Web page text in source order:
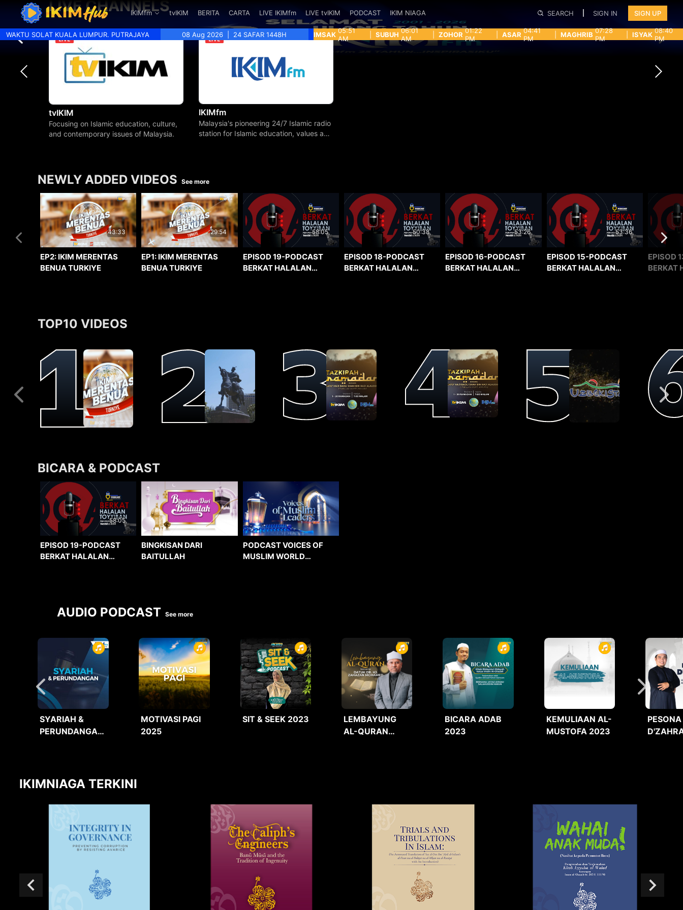
IKIMfm tvIKIM BERITA CARTA LIVE IKIMfm LIVE tvIKIM PODCAST IKIM NIAGA SEARCH SIGN IN SIGN UP
WAKTU SOLAT KUALA LUMPUR. PUTRAJAYA 08 Aug 2026 24 SAFAR 1448H IMSAK 05:51
AM
SUBUH 06:01
AM
ZOHOR 01:22
PM
ASAR 04:41
PM
MAGHRIB 07:28
PM
ISYAK 08:40
PM
LIVE CHANNELS
tvIKIM
Focusing on Islamic education, culture,
and contemporary issues of Malaysia.
IKIMfm
Malaysia's pioneering 24/7 Islamic radio
station for Islamic education, values and
NEWLY ADDED VIDEOS See more
43:33
EP2: IKIM MERENTAS
BENUA TURKIYE
29:54
EP1: IKIM MERENTAS
BENUA TURKIYE
58:05
EPISOD 19-PODCAST
BERKAT HALALAN
50:38
EPISOD 18-PODCAST
BERKAT HALALAN
53:26
EPISOD 16-PODCAST
BERKAT HALALAN
53:36
EPISOD 15-PODCAST
BERKAT HALALAN
EPISOD
BERKAT
TOP10 VIDEOS
BICARA & PODCAST
58:05
EPISOD 19-PODCAST
BERKAT HALALAN
BINGKISAN DARI
BAITULLAH
PODCAST VOICES OF
MUSLIM WORLD
AUDIO PODCAST See more
SYARIAH &
PERUNDANGAN
MOTIVASI PAGI
2025
SIT & SEEK 2023
LEMBAYUNG
AL-QURAN
BICARA ADAB
2023
KEMULIAAN AL-
MUSTOFA 2023
PESONA
IKIMNIAGA TERKINI